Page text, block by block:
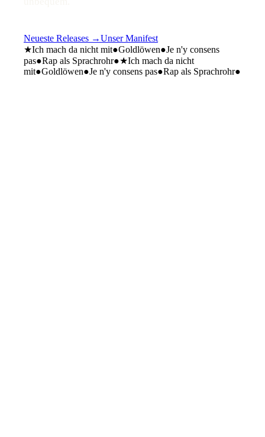
Neueste Releases →Unser Manifest
★Ich mach da nicht mit●Goldlöwen●Je n'y consens
pas●Rap als Sprachrohr●★Ich mach da nicht
mit●Goldlöwen●Je n'y consens pas●Rap als Sprachrohr●